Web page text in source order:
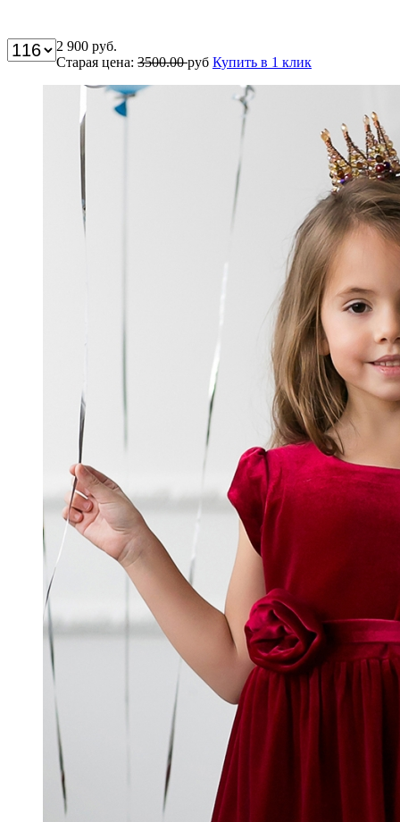
2 900 руб.
Старая цена: 3500.00руб Купить в 1 клик